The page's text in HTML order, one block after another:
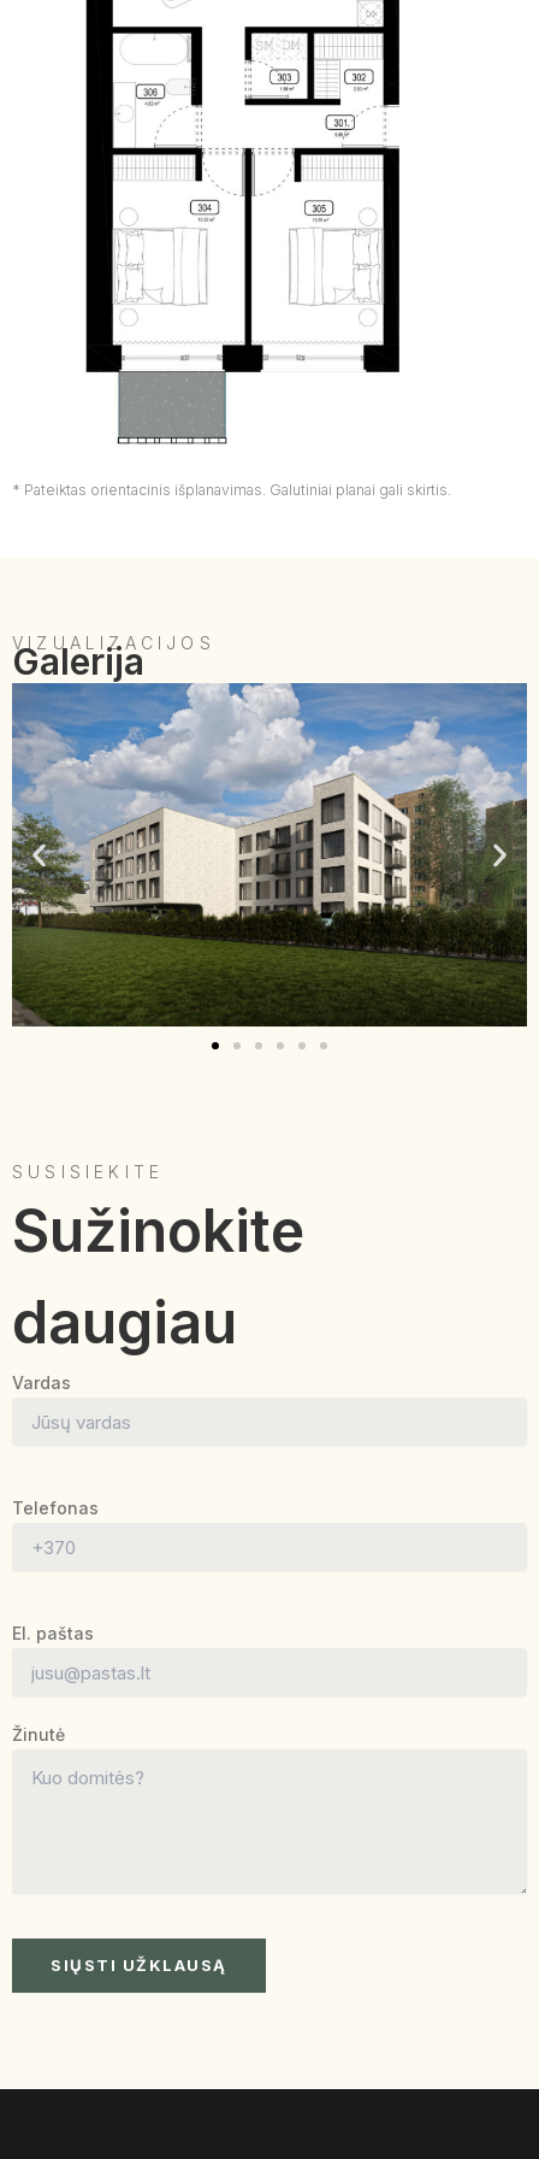
* Pateiktas orientacinis išplanavimas. Galutiniai planai gali skirtis.
VIZUALIZACIJOS
Galerija
SUSISIEKITE
Sužinokite
daugiau
Vardas
Telefonas
El. paštas
Žinutė